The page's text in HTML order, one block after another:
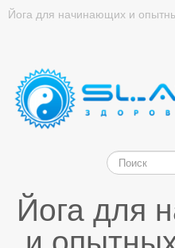
Йога для начинающих и
Йога для